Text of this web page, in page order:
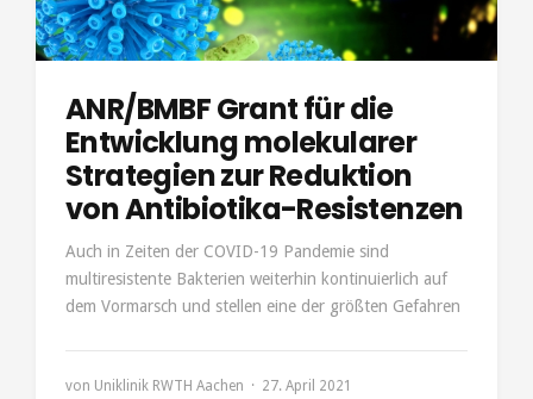
ANR/BMBF Grant für die
Entwicklung molekularer
Strategien zur Reduktion
von Antibiotika-Resistenzen
Auch in Zeiten der COVID-19 Pandemie sind
multiresistente Bakterien weiterhin kontinuierlich auf
dem Vormarsch und stellen eine der größten Gefahren
von Uniklinik RWTH Aachen 27. April 2021